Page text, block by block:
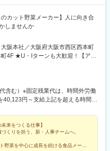
カット野菜メーカー】人に向き合
しませんか
大阪本社／大阪府大阪市西区西本町
4F ★U・Iターンも大歓迎！【アク
中央線・四つ橋線「本町駅」27番
央線・千日前線「阿波座駅」より
含む）※固定残業代は、時間外労働
40,123円～支給上記を超える時間外
昇給実績あり★事業成長に伴い、
しています
未来をつくる仕事】
くりを担う、新・人事チームへ。
野菜を中心に成長を続ける食品メーカ